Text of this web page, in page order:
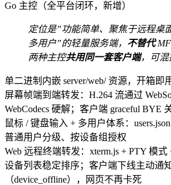
Go 主控（全平台闭环，新增）
定位是”功能简单、聚焦于远程桌
多用户”的轻量服务端， 不替代
两种主控共用同一套客户端，可混
单二进制内嵌 server/web/资源，开箱即
屏幕帧端到端转发：H.264 流通过
WebCodecs 硬解；客户端 graceful BYE
鼠标 / 键盘输入 + 多用户体系： users.json
普通用户分级、按设备组授权
Web 远程终端转发：xterm.js + PTY 模式
设备列表稳定排序；客户端下线主动通
（device_offline），网页不再卡死